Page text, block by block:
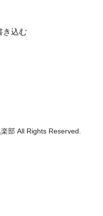
き込む
部 All Rights Reserved.